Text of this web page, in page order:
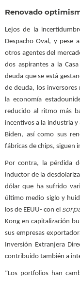
Renovado
Lejos de la
Despacho Oval, y pese
otros agentes del
dos aspirantes a la
deuda que se está
de deuda, los
la economía
reducido al ritmo más
incentivos a la industria y
Biden, así como sus
fábricas de chips, siguen
Por contra, la pérdida
inductor de la
dólar que ha sufrido
último medio siglo y
los de EEUU- con el
Kong en capitalización
sus empresas
Inversión Extranjera
contribuido también a
“Los portfolios han